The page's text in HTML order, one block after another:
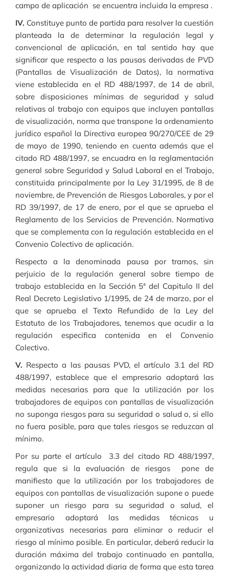
campo de aplicación se encuentra incluida la empresa .
IV. Constituye punto de partida para resolver la cuestión
planteada la de determinar la regulación legal y
convencional de aplicación, en tal sentido hay que
significar que respecto a las pausas derivadas de PVD
(Pantallas de Visualización de Datos), la normativa
viene establecida en el RD 488/1997, de 14 de abril,
sobre disposiciones mínimas de seguridad y salud
relativas al trabajo con equipos que incluyen pantallas
de visualización, norma que transpone la ordenamiento
jurídico español la Directiva europea 90/270/CEE de 29
de mayo de 1990, teniendo en cuenta además que el
citado RD 488/1997, se encuadra en la reglamentación
general sobre Seguridad y Salud Laboral en el Trabajo,
constituida principalmente por la Ley 31/1995, de 8 de
noviembre, de Prevención de Riesgos Laborales, y por el
RD 39/1997, de 17 de enero, por el que se aprueba el
Reglamento de los Servicios de Prevención. Normativa
que se complementa con la regulación establecida en el
Convenio Colectivo de aplicación.
Respecto a la denominada pausa por tramos, sin
perjuicio de la regulación general sobre tiempo de
trabajo establecida en la Sección 5ª del Capitulo II del
Real Decreto Legislativo 1/1995, de 24 de marzo, por el
que se aprueba el Texto Refundido de la Ley del
Estatuto de los Trabajadores, tenemos que acudir a la
regulación especifica contenida en el Convenio
Colectivo.
V. Respecto a las pausas PVD, el artículo 3.1 del RD
488/1997, establece que el empresario adoptará las
medidas necesarias para que la utilización por los
trabajadores de equipos con pantallas de visualización
no suponga riesgos para su seguridad o salud o, si ello
no fuera posible, para que tales riesgos se reduzcan al
mínimo.
Por su parte el artículo 3.3 del citado RD 488/1997,
regula que si la evaluación de riesgos pone de
manifiesto que la utilización por los trabajadores de
equipos con pantallas de visualización supone o puede
suponer un riesgo para su seguridad o salud, el
empresario adoptará las medidas técnicas u
organizativas necesarias para eliminar o reducir el
riesgo al mínimo posible. En particular, deberá reducir la
duración máxima del trabajo continuado en pantalla,
organizando la actividad diaria de forma que esta tarea